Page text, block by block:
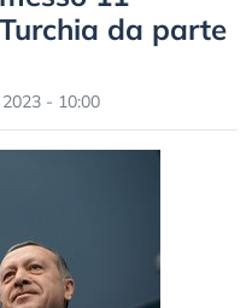
da parte
- 10:00